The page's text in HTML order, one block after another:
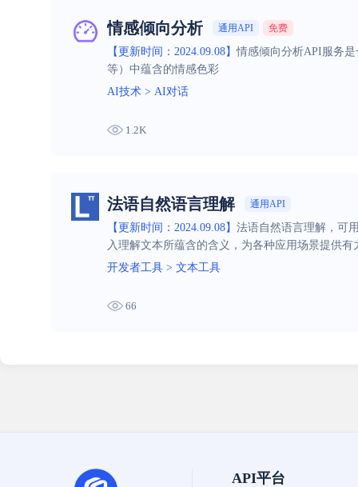
情感倾向分析 通用API 免费
【更新时间：2024.09.08】情感倾向分析API服务
等）中蕴含的情感色彩
AI技术 > AI对话
1.2K
法语自然语言理解 通用API
【更新时间：2024.09.08】 法语自然语言理解，可
入理解文本所蕴含的含义，为各种应用场景提供有
开发者工具 > 文本工具
66
API平台